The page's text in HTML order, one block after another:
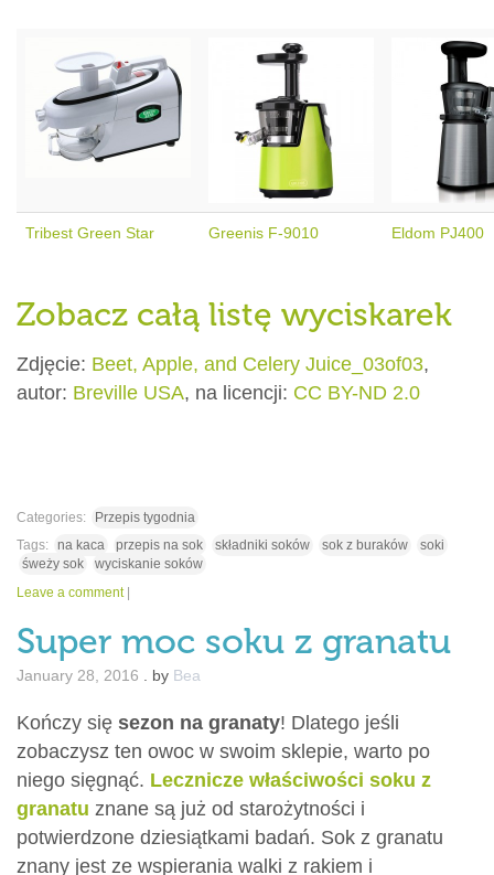
Tribest Green Star Greenis F-9010 Eldom PJ400
Zobacz całą listę wyciskarek
Zdjęcie: Beet, Apple, and Celery Juice_03of03,
autor: Breville USA, na licencji: CC BY-ND 2.0
Categories:
Przepis tygodnia
Tags: na kaca przepis na sok składniki soków sok z buraków
soki
śweży sok
wyciskanie soków
Leave a comment |
Super moc soku z granatu
January 28, 2016 by Bea
Kończy się sezon na granaty! Dlatego jeśli
zobaczysz ten owoc w swoim sklepie, warto po
niego sięgnąć. Lecznicze właściwości soku z
granatu znane są już od starożytności i
potwierdzone dziesiątkami badań. Sok z granatu
znany jest ze wspierania walki z rakiem i